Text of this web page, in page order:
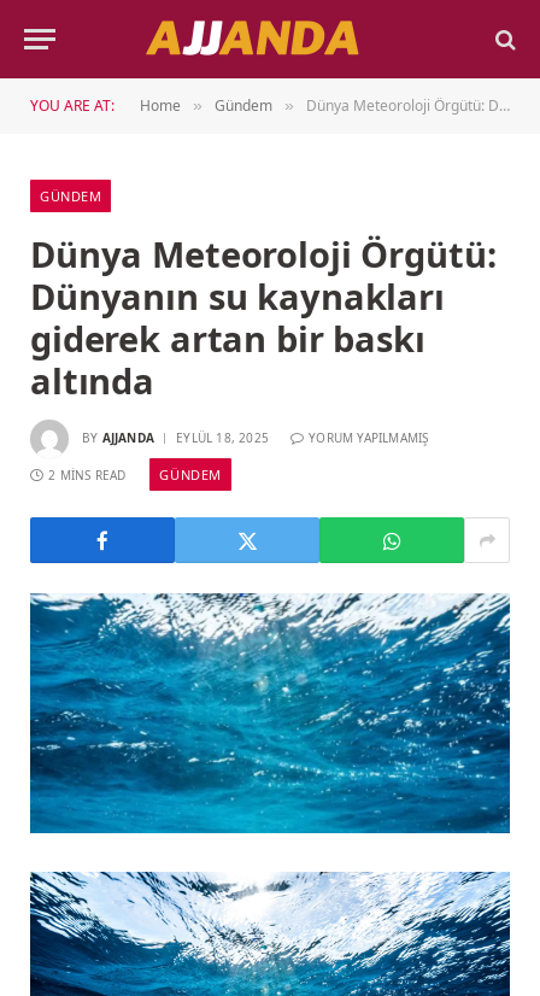
YOU ARE AT: Home » Gündem » Dünya Meteoroloji Örgütü: Dünyanın su kaynakları giderek artan bir baskı altında
GÜNDEM
Dünya Meteoroloji Örgütü:
Dünyanın su kaynakları
giderek artan bir baskı
altında
BY AJJANDA EYLÜL 18, 2025 YORUM YAPILMAMIŞ
2 MINS READ GÜNDEM